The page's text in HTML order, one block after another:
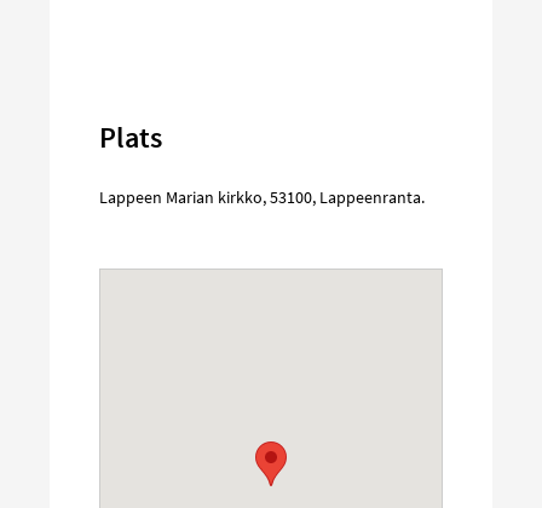
Plats
Lappeen Marian kirkko,53100, Lappeenranta.